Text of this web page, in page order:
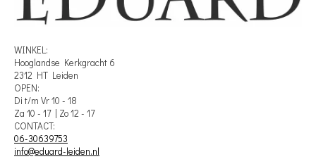
WINKEL:
Hooglandse Kerkgracht 6
2312 HT Leiden
OPEN:
Di t/m Vr 10 - 18
Za 10 - 17 | Zo 12 - 17
CONTACT:
06-30639753
info@eduard-leiden.nl